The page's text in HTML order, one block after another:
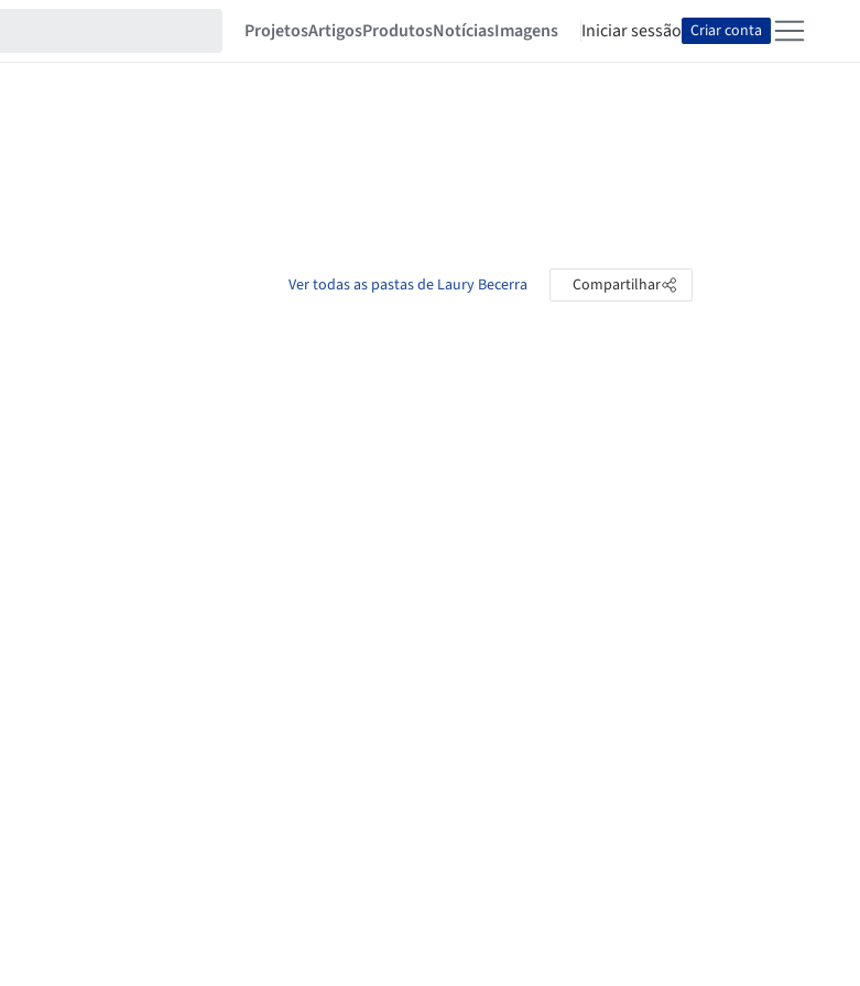
ProjetosArtigosProdutosNotíciasImagens Iniciar sessão Criar conta
Ver todas as pastas de Laury Becerra Compartilhar